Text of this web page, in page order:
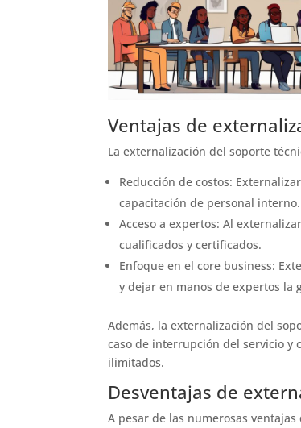
Ventajas de
La externalización del soporte
Reducción de costos:
capacitación de personal interno.
Acceso a expertos: Al
cualificados y certificados.
Enfoque en el core business:
y dejar en manos de expertos la
Además, la externalización del
caso de interrupción del servicio y
ilimitados.
Desventajas de
A pesar de las numerosas